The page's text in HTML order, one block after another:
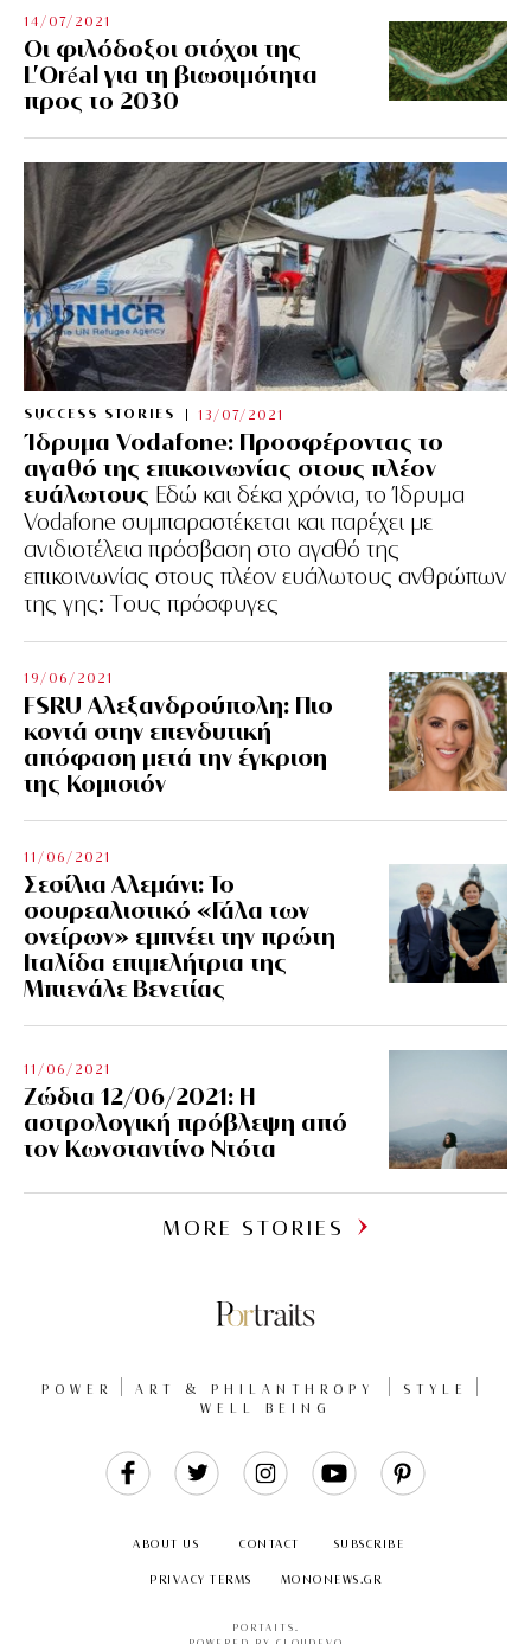
14/07/2021
Οι φιλόδοξοι στόχοι της
L’Oréal για τη βιωσιμότητα
προς το 2030
SUCCESS STORIES 13/07/2021
Ίδρυμα Vodafone: Προσφέροντας το
αγαθό της επικοινωνίας στους πλέον
ευάλωτους Εδώ και δέκα χρόνια, το Ίδρυμα
Vodafone συμπαραστέκεται και παρέχει με
ανιδιοτέλεια πρόσβαση στο αγαθό της
επικοινωνίας στους πλέον ευάλωτους ανθρώπων
της γης: Tους πρόσφυγες
19/06/2021
FSRU Αλεξανδρούπολη: Πιο
κοντά στην επενδυτική
απόφαση μετά την έγκριση
της Κομισιόν
11/06/2021
Σεσίλια Αλεμάνι: Το
σουρεαλιστικό «Γάλα των
ονείρων» εμπνέει την πρώτη
Ιταλίδα επιμελήτρια της
Μπιενάλε Βενετίας
11/06/2021
Ζώδια 12/06/2021: Η
αστρολογική πρόβλεψη από
τον Κωνσταντίνο Ντότα
MORE STORIES
POWER ART & PHILANTHROPY
STYLE
WELL BEING
ABOUT US CONTACT SUBSCRIBE
PRIVACY TERMS MONONEWS.GR
PORTAITS .